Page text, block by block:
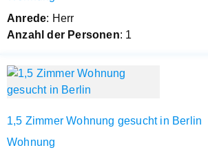
Anrede: Herr
Anzahl der Personen: 1
1,5 Zimmer Wohnung gesucht in Berlin
Wohnung